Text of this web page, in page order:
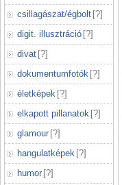
csillagászat/égbolt [?]
digit. illusztráció [?]
divat [?]
dokumentumfotók [?]
életképek [?]
elkapott pillanatok [?]
glamour [?]
hangulatképek [?]
humor [?]